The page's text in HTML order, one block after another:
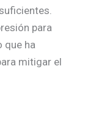
para
que ha
mitigar el